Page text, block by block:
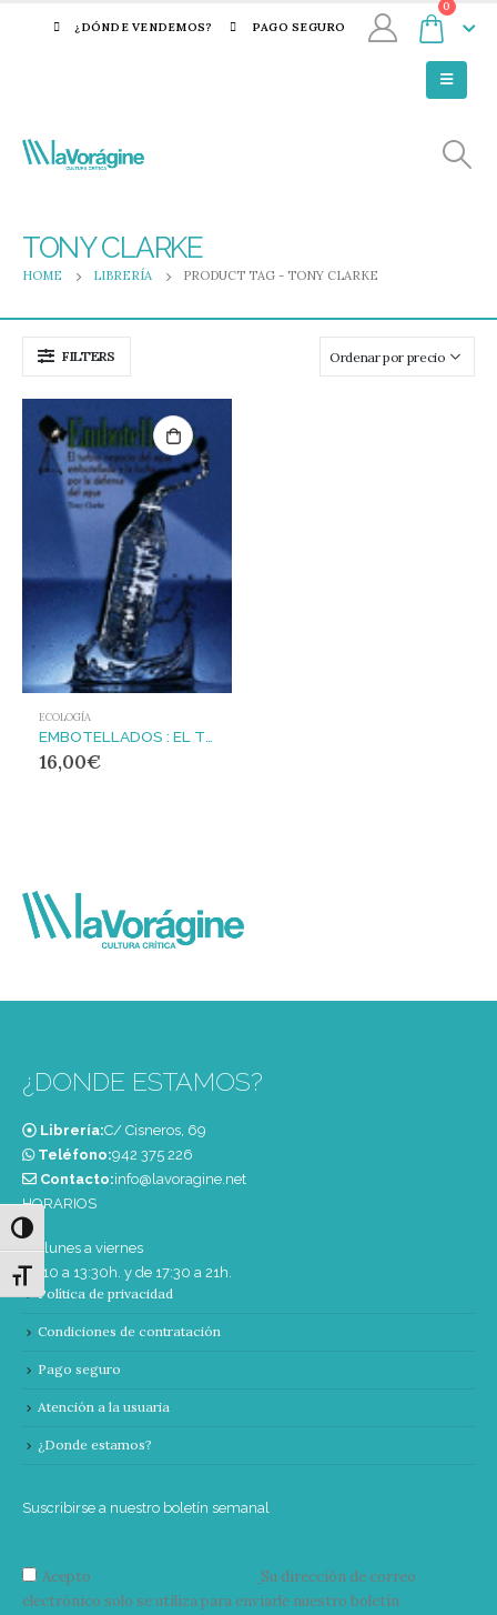
Alternar alto contraste
Alternar tamaño de letra
¿DÓNDE VENDEMOS? PAGO SEGURO
0
TONY CLARKE
HOME LIBRERÍA PRODUCT TAG - TONY CLARKE
FILTERS
ECOLOGÍA
16,00€
¿DONDE ESTAMOS?
Librería:C/ Cisneros, 69
Teléfono:‭942 375 226‬
Contacto:info@lavoragine.net
HORARIOS
De lunes a viernes
de 10 a 13:30h. y de 17:30 a 21h.
Política de privacidad
Condiciones de contratación
Pago seguro
Atención a la usuaria
¿Donde estamos?
Suscribirse a nuestro boletín semanal
Acepto
Su dirección de correo
electrónico solo se utiliza para enviarle nuestro boletín